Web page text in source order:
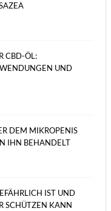
CBD-ÖL:
UND
DEM MIKROPENIS
IHN BEHANDELT
IST UND
SCHÜTZEN KANN